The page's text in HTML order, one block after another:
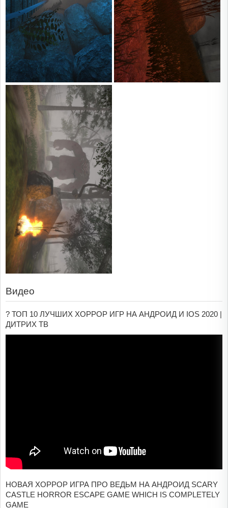
Видео
? ТОП 10 ЛУЧШИХ ХОРРОР ИГР НА АНДРОИД И IOS 2020 |
ДИТРИХ ТВ
НОВАЯ ХОРРОР ИГРА ПРО ВЕДЬМ НА АНДРОИД SCARY
CASTLE HORROR ESCAPE GAME WHICH IS COMPLETELY
GAME